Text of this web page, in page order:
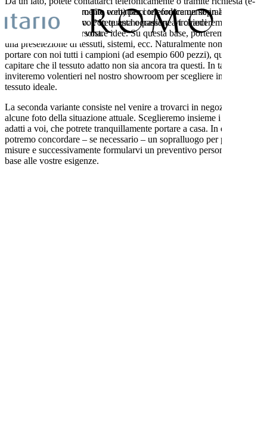
mail o tramite il nostro sito web) per concordare un sopralluogo non
vincolante presso di voi. In questa occasione vi chiederemo cosa vi
piace e quali siano le vostre idee. Su questa base, porteremo con noi
una preselezione di tessuti, sistemi, ecc. Naturalmente non possiamo
portare con noi tutti i campioni (ad esempio 600 pezzi), quindi può
capitare che il tessuto adatto non sia ancora tra questi. In tal caso, vi
inviteremo volentieri nel nostro showroom per scegliere insieme il
tessuto ideale.
La seconda variante consiste nel venire a trovarci in negozio con
alcune foto della situazione attuale. Sceglieremo insieme i tessuti
adatti a voi, che potrete tranquillamente portare a casa. In questa fase
potremo concordare – se necessario – un sopralluogo per prendere le
misure e successivamente formularvi un preventivo personalizzato in
base alle vostre esigenze.
No, potete tranquillamente contattarci telefonicamente in anticipo,
ma non è obbligatorio. Potete anche passare a trovarci
semplicemente di persona.